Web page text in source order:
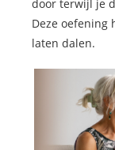
door terwijl je
Deze oefening
laten dalen.